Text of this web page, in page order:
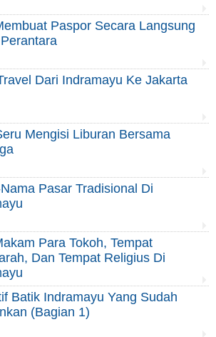
Paspor Secara Langsung
Dari Indramayu Ke Jakarta
Mengisi Liburan Bersama
Pasar Tradisional Di
Para Tokoh, Tempat
Dan Tempat Religius Di
Batik Indramayu Yang Sudah
(Bagian 1)